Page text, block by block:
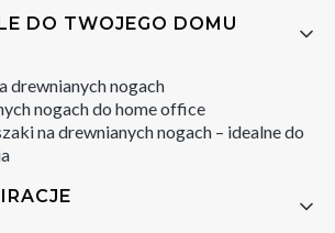
DO TWOJEGO DOMU
drewnianych nogach
nogach do home office
na drewnianych nogach – idealne do